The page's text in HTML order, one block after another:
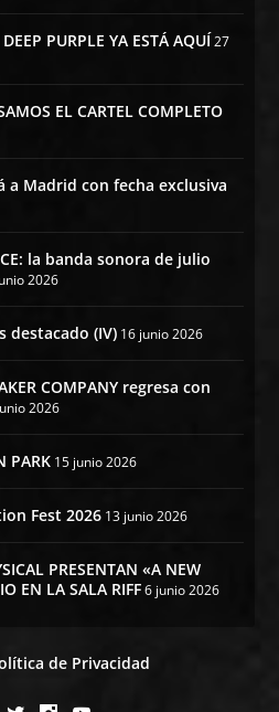
PURPLE YA ESTÁ AQUÍ 27
EL CARTEL COMPLETO
a Madrid con fecha exclusiva
la banda sonora de julio
2026
destacado (IV) 16 junio 2026
COMPANY regresa con
2026
PARK 15 junio 2026
Fest 2026 13 junio 2026
PRESENTAN «A NEW
EN LA SALA RIFF 6 junio 2026
de Privacidad